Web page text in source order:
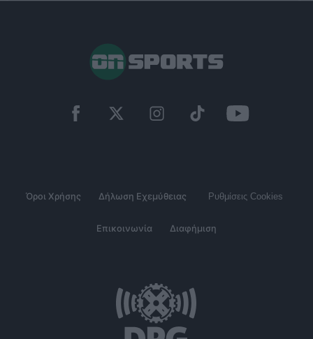
Όροι Χρήσης Δήλωση Εχεμύθειας Ρυθμίσεις Cookies
Επικοινωνία Διαφήμιση